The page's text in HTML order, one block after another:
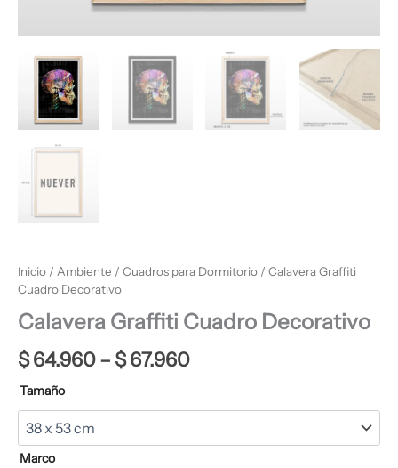
Inicio / Ambiente / Cuadros para Dormitorio / Calavera Graffiti
Cuadro Decorativo
Calavera Graffiti Cuadro Decorativo
$64.960– $67.960
Tamaño
Marco